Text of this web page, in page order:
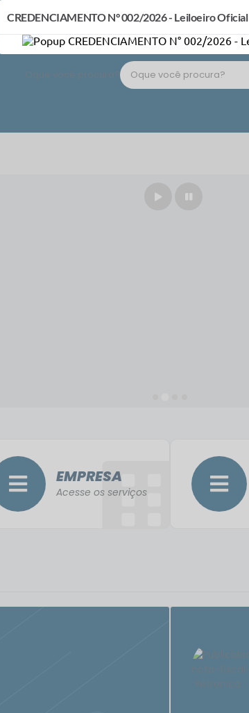
EMPRESA
Acesse os serviços
CREDENCIAMENTO N° 002/2026 - Leiloeiro Oficial